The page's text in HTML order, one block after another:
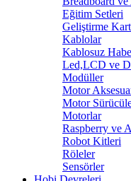
Eğitim Setleri
Geliştirme
Kablolar
Kablosuz
Led,LCD ve
Modüller
Motor
Motor
Motorlar
Raspberry ve
Robot Kitleri
Röleler
Sensörler